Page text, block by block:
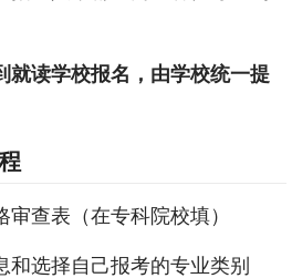
就读学校报名，由学校统一提
查表（在专科院校填）
和选择自己报考的专业类别